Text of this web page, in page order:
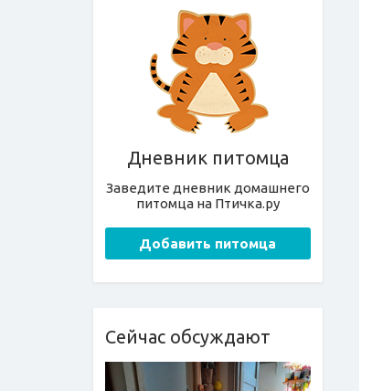
Дневник питомца
Заведите дневник домашнего
питомца на Птичка.ру
Добавить питомца
Сейчас обсуждают